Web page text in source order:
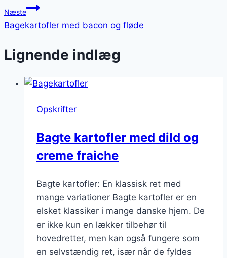
Næste
Bagekartofler med bacon og fløde
Lignende indlæg
Opskrifter
Bagte kartofler med dild og
creme fraiche
Bagte kartofler: En klassisk ret med
mange variationer Bagte kartofler er en
elsket klassiker i mange danske hjem. De
er ikke kun en lækker tilbehør til
hovedretter, men kan også fungere som
en selvstændig ret, især når de fyldes